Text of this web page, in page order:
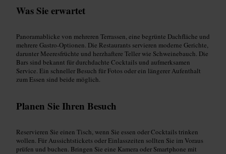
Was Sie erwartet
Panoramablicke von mehreren Terrassen, eine begrünte Dachfläche und
mehrere Gastro-Optionen. Die Restaurants servieren moderne Gerichte,
darunter Meeresfrüchte und herzhaftere Teller wie Schweinebauch. Die
Bars sind bekannt für durchdachte Cocktails und aufmerksamen
Service. Ein schneller Besuch für Fotos oder ein längerer Aufenthalt
zum Essen sind beide möglich.
Planen Sie Ihren Besuch
Reservieren Sie einen Tisch, wenn Sie essen oder Cocktails trinken
wollen. Für Aussichtstickets oder Einlasszeiten sollten Sie im Voraus
prüfen und buchen. Bringen Sie eine Kamera oder Smartphone mit